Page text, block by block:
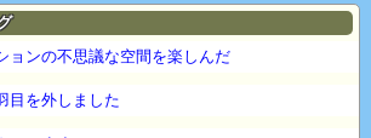
ョンの不思議な空間を楽しんだ
目を外しました